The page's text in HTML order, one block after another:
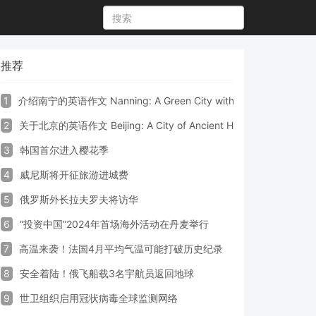
推荐
1 介绍南宁的英语作文 Nanning: A Green City with Vibrant Culture
2 关于北京的英语作文 Beijing: A City of Ancient Heritage and
3 韩国首尔进入樱花季
4 威尼斯将开征旅游进城费
5 俄罗斯外长拉夫罗夫将访华
6 “投资中国”2024年首场海外活动在丹麦举行
7 高温来袭！法国4月平均气温可能打破历史纪录
8 安全着陆！俄飞船载3名宇航员返回地球
9 世卫组织启用冠状病毒全球监测网络